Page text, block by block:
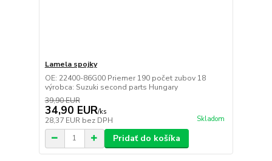
Lamela spojky
OE: 22400-86G00 Priemer 190 počet zubov 18
výrobca: Suzuki second parts Hungary
39,90 EUR
34,90 EUR/ks
28,37 EUR bez DPH Skladom
Pridať do košíka